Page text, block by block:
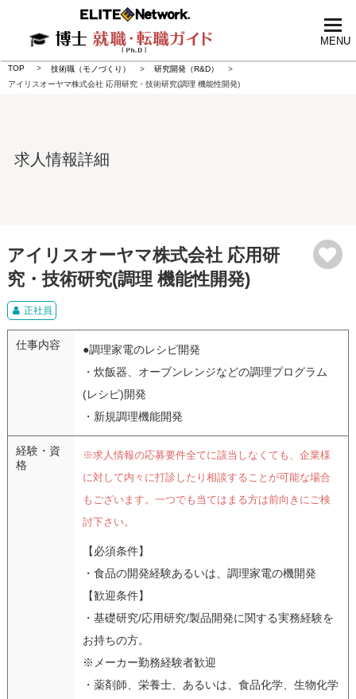
MENU
TOP 技術職（モノづくり）
研究開発（R&D）
アイリスオーヤマ株式会社 応用研究・技術研究(調理 機能性開発)
求人情報詳細
アイリスオーヤマ株式会社 応用研
究・技術研究(調理 機能性開発)
正社員
仕事内容
●調理家電のレシピ開発
・炊飯器、オーブンレンジなどの調理プログラム
(レシピ)開発
・新規調理機能開発
経験・資
格
※求人情報の応募要件全てに該当しなくても、企業様
に対して内々に打診したり相談することが可能な場合
もございます。一つでも当てはまる方は前向きにご検
討下さい。
【必須条件】
・食品の開発経験あるいは、調理家電の機開発
【歓迎条件】
・基礎研究/応用研究/製品開発に関する実務経験を
お持ちの方。
※メーカー勤務経験者歓迎
・薬剤師、栄養士、あるいは、食品化学、生物化学